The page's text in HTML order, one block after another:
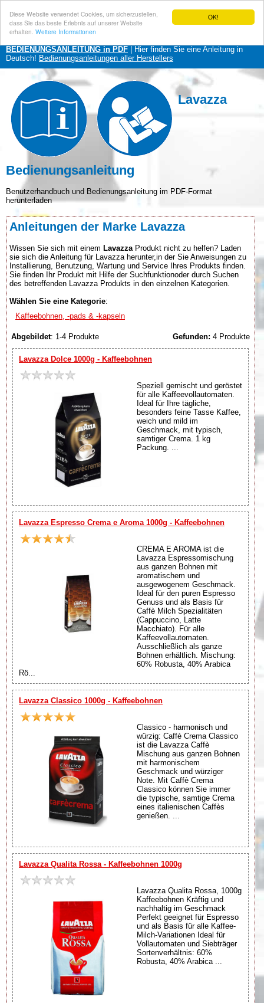
OK!
Diese Website verwendet Cookies, um sicherzustellen,
dass Sie das beste Erlebnis auf unserer Website
erhalten. Weitere Informationen
BEDIENUNGSANLEITUNG in PDF | Hier finden Sie eine Anleitung in
Deutsch! Bedienungsanleitungen aller Herstellers
Lavazza
Bedienungsanleitung
Benutzerhandbuch und Bedienungsanleitung im PDF-Format
herunterladen
Anleitungen der Marke Lavazza
Wissen Sie sich mit einem Lavazza Produkt nicht zu helfen? Laden
sie sich die Anleitung für Lavazza herunter,in der Sie Anweisungen zu
Installierung, Benutzung, Wartung und Service Ihres Produkts finden.
Sie finden Ihr Produkt mit Hilfe der Suchfunktionoder durch Suchen
des betreffenden Lavazza Produkts in den einzelnen Kategorien.
Wählen Sie eine Kategorie:
Kaffeebohnen, -pads & -kapseln
Abgebildet: 1-4 Produkte Gefunden: 4 Produkte
Lavazza Dolce 1000g - Kaffeebohnen
Speziell gemischt und geröstet
für alle Kaffeevollautomaten.
Ideal für Ihre tägliche,
besonders feine Tasse Kaffee,
weich und mild im
Geschmack, mit typisch,
samtiger Crema. 1 kg
Packung. ...
Lavazza Espresso Crema e Aroma 1000g - Kaffeebohnen
CREMA E AROMA ist die
Lavazza Espressomischung
aus ganzen Bohnen mit
aromatischem und
ausgewogenem Geschmack.
Ideal für den puren Espresso
Genuss und als Basis für
Caffè Milch Spezialitäten
(Cappuccino, Latte
Macchiato). Für alle
Kaffeevollautomaten.
Ausschließlich als ganze
Bohnen erhältlich. Mischung:
60% Robusta, 40% Arabica
Rö...
Lavazza Classico 1000g - Kaffeebohnen
Classico - harmonisch und
würzig: Caffè Crema Classico
ist die Lavazza Caffè
Mischung aus ganzen Bohnen
mit harmonischem
Geschmack und würziger
Note. Mit Caffè Crema
Classico können Sie immer
die typische, samtige Crema
eines italienischen Caffès
genießen. ...
Lavazza Qualita Rossa - Kaffeebohnen 1000g
Lavazza Qualita Rossa, 1000g
Kaffeebohnen Kräftig und
nachhaltig im Geschmack
Perfekt geeignet für Espresso
und als Basis für alle Kaffee-
Milch-Variationen Ideal für
Vollautomaten und Siebträger
Sortenverhältnis: 60%
Robusta, 40% Arabica ...